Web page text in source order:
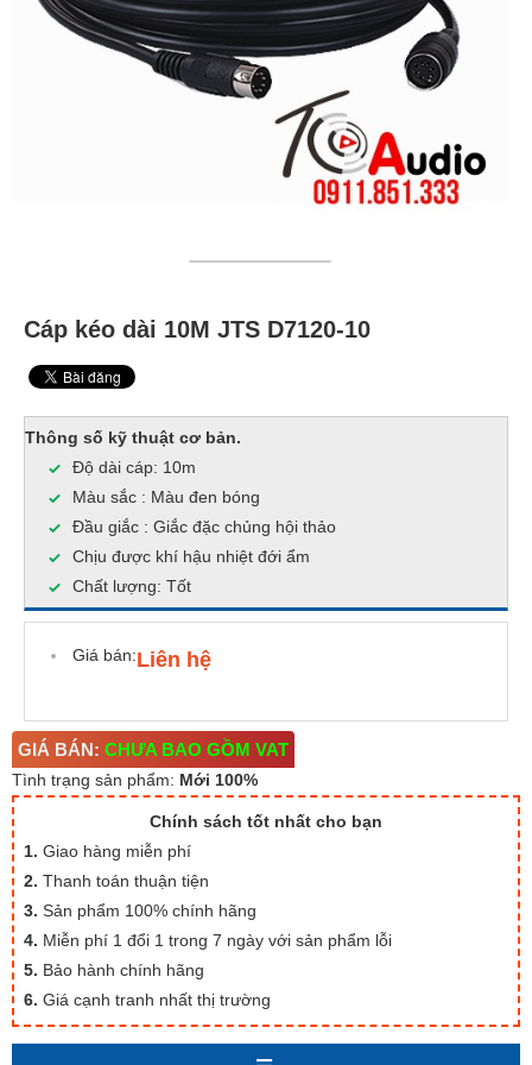
Cáp kéo dài 10M JTS D7120-10
Thông số kỹ thuật cơ bản.
Độ dài cáp: 10m
Màu sắc : Màu đen bóng
Đầu giắc : Giắc đặc chủng hội thảo
Chịu được khí hậu nhiệt đới ẩm
Chất lượng: Tốt
Giá bán:Liên hệ
GIÁ BÁN: CHƯA BAO GỒM VAT
Tình trạng sản phẩm: Mới 100%
Chính sách tốt nhất cho bạn
1. Giao hàng miễn phí
2. Thanh toán thuận tiện
3. Sản phẩm 100% chính hãng
4. Miễn phí 1 đổi 1 trong 7 ngày với sản phẩm lỗi
5. Bảo hành chính hãng
6. Giá cạnh tranh nhất thị trường